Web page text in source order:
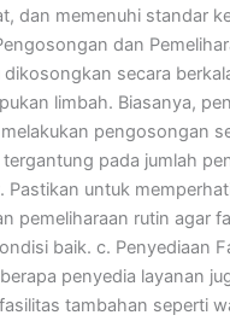
dan memenuhi standar
dan
dikosongkan secara
limbah. Biasanya,
pengosongan
pada jumlah
Pastikan untuk
pemeliharaan rutin agar
baik. c. Penyediaan
penyedia layanan
tambahan seperti